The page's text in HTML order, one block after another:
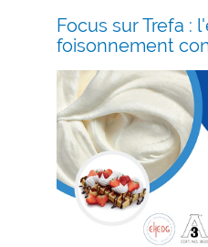
Focus sur Trefa :
foisonnement